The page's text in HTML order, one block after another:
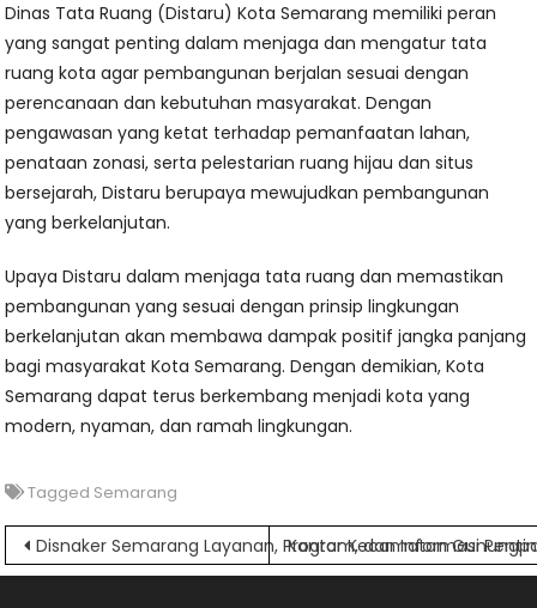
Dinas Tata Ruang (Distaru) Kota Semarang memiliki peran
yang sangat penting dalam menjaga dan mengatur tata
ruang kota agar pembangunan berjalan sesuai dengan
perencanaan dan kebutuhan masyarakat. Dengan
pengawasan yang ketat terhadap pemanfaatan lahan,
penataan zonasi, serta pelestarian ruang hijau dan situs
bersejarah, Distaru berupaya mewujudkan pembangunan
yang berkelanjutan.
Upaya Distaru dalam menjaga tata ruang dan memastikan
pembangunan yang sesuai dengan prinsip lingkungan
berkelanjutan akan membawa dampak positif jangka panjang
bagi masyarakat Kota Semarang. Dengan demikian, Kota
Semarang dapat terus berkembang menjadi kota yang
modern, nyaman, dan ramah lingkungan.
Tagged Semarang
Navigasi
Disnaker Semarang Layanan, Program, dan Informasi
Kantor Kecamatan